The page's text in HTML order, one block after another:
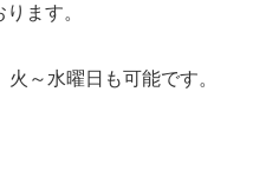
ます。
～水曜日も可能です。